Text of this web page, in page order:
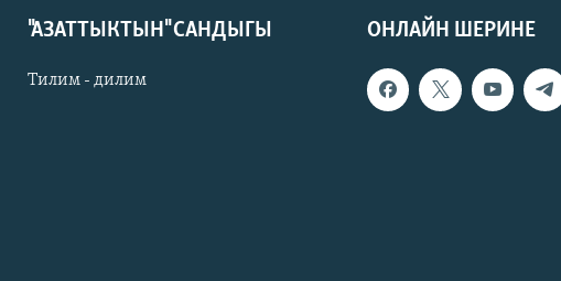
ОНЛАЙН ШЕРИНЕ
"АЗАТТЫКТЫН" САНДЫГЫ
Тилим - дилим